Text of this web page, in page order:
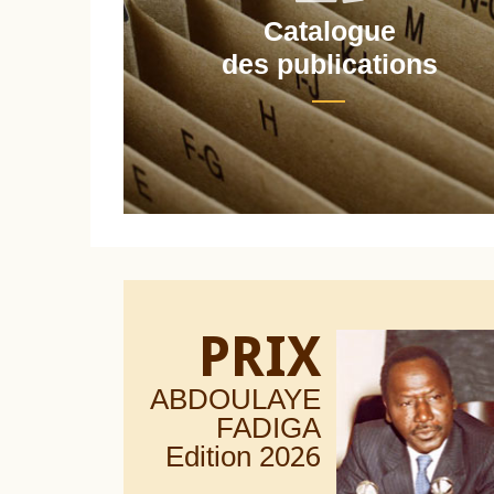
Catalogue
des publications
PRIX
ABDOULAYE
FADIGA
Edition 2026